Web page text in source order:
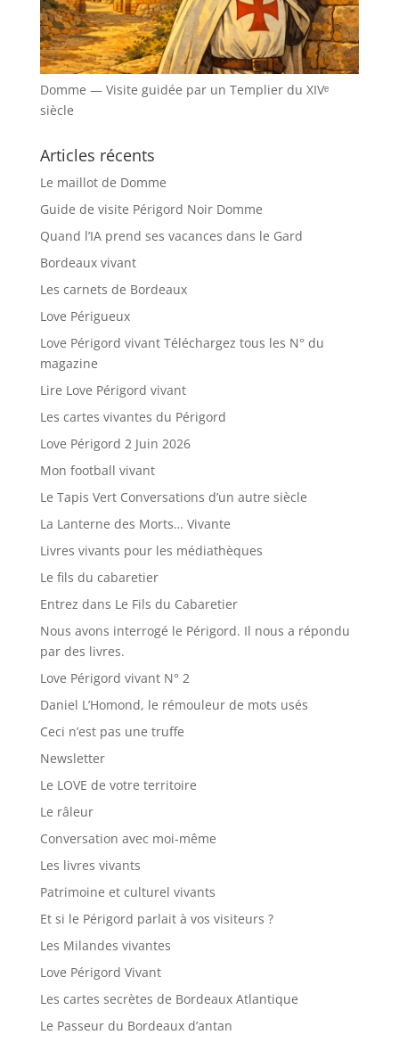
Domme — Visite guidée par un Templier du XIVᵉ
siècle
Articles récents
Le maillot de Domme
Guide de visite Périgord Noir Domme
Quand l’IA prend ses vacances dans le Gard
Bordeaux vivant
Les carnets de Bordeaux
Love Périgueux
Love Périgord vivant Téléchargez tous les N° du
magazine
Lire Love Périgord vivant
Les cartes vivantes du Périgord
Love Périgord 2 Juin 2026
Mon football vivant
Le Tapis Vert Conversations d’un autre siècle
La Lanterne des Morts… Vivante
Livres vivants pour les médiathèques
Le fils du cabaretier
Entrez dans Le Fils du Cabaretier
Nous avons interrogé le Périgord. Il nous a répondu
par des livres.
Love Périgord vivant N° 2
Daniel L’Homond, le rémouleur de mots usés
Ceci n’est pas une truffe
Newsletter
Le LOVE de votre territoire
Le râleur
Conversation avec moi-même
Les livres vivants
Patrimoine et culturel vivants
Et si le Périgord parlait à vos visiteurs ?
Les Milandes vivantes
Love Périgord Vivant
Les cartes secrètes de Bordeaux Atlantique
Le Passeur du Bordeaux d’antan